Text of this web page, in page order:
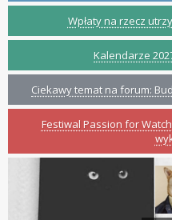
Wpłaty na rzecz
Kalendarze
Ciekawy temat na forum:
Festiwal Passion for